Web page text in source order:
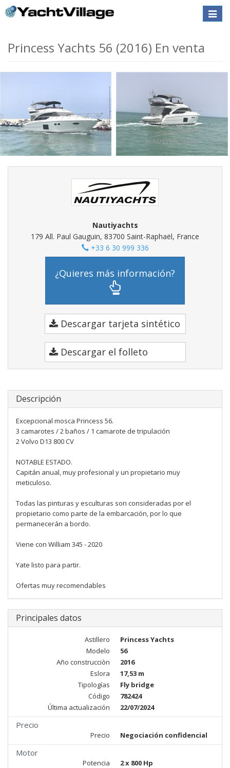
Toggle
Princess Yachts 56 (2016) En venta
Nautiyachts
179 All. Paul Gauguin, 83700 Saint-Raphaël, France
+33 6 30 999 336
¿Quieres más información?
Descargar tarjeta sintético
Descargar el folleto
Descripción
Excepcional mosca Princess 56.
3 camarotes / 2 baños / 1 camarote de tripulación
2 Volvo D13 800 CV
NOTABLE ESTADO.
Capitán anual, muy profesional y un propietario muy
meticuloso.
Todas las pinturas y esculturas son consideradas por el
propietario como parte de la embarcación, por lo que
permanecerán a bordo.
Viene con William 345 - 2020
Yate listo para partir.
Ofertas muy recomendables
Principales datos
Astillero
Princess Yachts
Modelo
56
Año construcciòn
2016
Eslora
17,53 m
Tipologías
Fly bridge
Código
782424
Última actualización
22/07/2024
Precio
Precio Negociación confidencial
Motor
Potencia
2 x 800 Hp